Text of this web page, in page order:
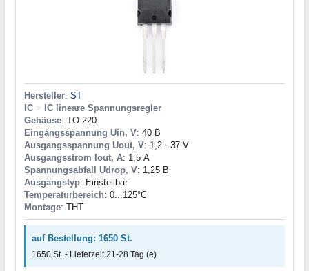
Hersteller: ST
IC > IC lineare Spannungsregler
Gehäuse: TO-220
Eingangsspannung Uin, V: 40 В
Ausgangsspannung Uout, V: 1,2...37 V
Ausgangsstrom Iout, A: 1,5 А
Spannungsabfall Udrop, V: 1,25 В
Ausgangstyp: Einstellbar
Temperaturbereich: 0...125°C
Montage: THT
auf Bestellung: 1650 St.
1650 St. - Lieferzeit 21-28 Tag (e)